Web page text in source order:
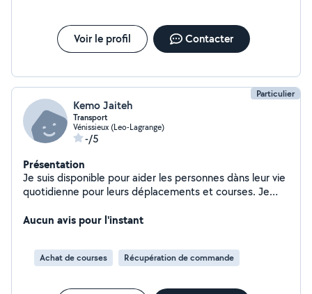
Voir le profil Contacter
Particulier
Kemo Jaiteh
Transport
Vénissieux (Leo-Lagrange)
-/5
Présentation
Je suis disponible pour aider les personnes dàns leur vie
quotidienne pour leurs déplacements et courses. Je
Vénissieux avec un nombre de trajets indifférents. Mes
Déplacements personnes et materiels,(petits matériels
...) - Transport de valises - Transport de colis N'hésitez
Aucun avis pour l'instant
Achat de courses Récupération de commande